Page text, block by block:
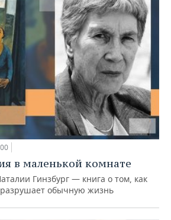
в маленькой комнате
Гинзбург — книга о том, как
обычную жизнь